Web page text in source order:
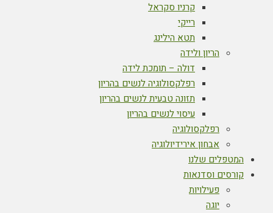
קרניו סקראל
רייקי
תטא הילינג
הריון ולידה
דולה – תומכת לידה
רפלקסולוגיה לנשים בהריון
תזונה טבעית לנשים בהריון
עיסוי לנשים בהריון
רפלקסולוגיה
אבחון אירידיולוגיה
המטפלים שלנו
קורסים וסדנאות
פעילויות
יוגה